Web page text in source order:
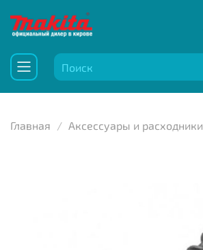
Главная Аксессуары и расходники